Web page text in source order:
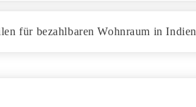
für bezahlbaren Wohnraum in Indien